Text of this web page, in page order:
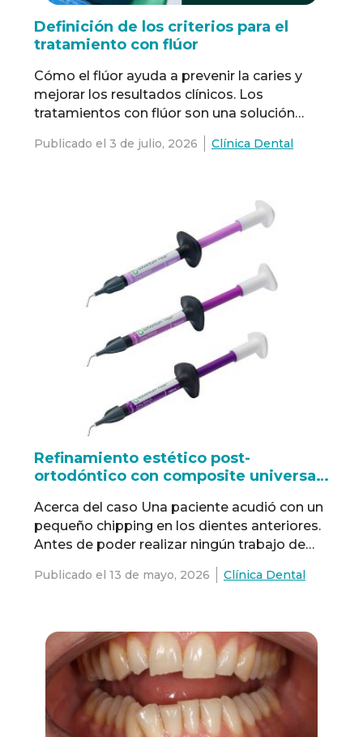
Definición de los criterios para el
tratamiento con flúor
Cómo el flúor ayuda a prevenir la caries y
mejorar los resultados clínicos. Los
tratamientos con flúor son una solución
popular y eficaz que ayuda a los pacientes
con su salud bucodental. Aunque los
agua potable, puede ser necesario …
Publicado el 3 de julio, 2026 Clínica Dental
Refinamiento estético post-
ortodóntico con composite universal
Acerca del caso Una paciente acudió con un
pequeño chipping en los dientes anteriores.
Antes de poder realizar ningún trabajo de
restauración, abordamos la causa
subyacente (maloclusión) mediante una
resalte y la superposición funcional
adecuados, procedimos a la adhesión
directa de composite …Read more
Publicado el 13 de mayo, 2026 Clínica Dental